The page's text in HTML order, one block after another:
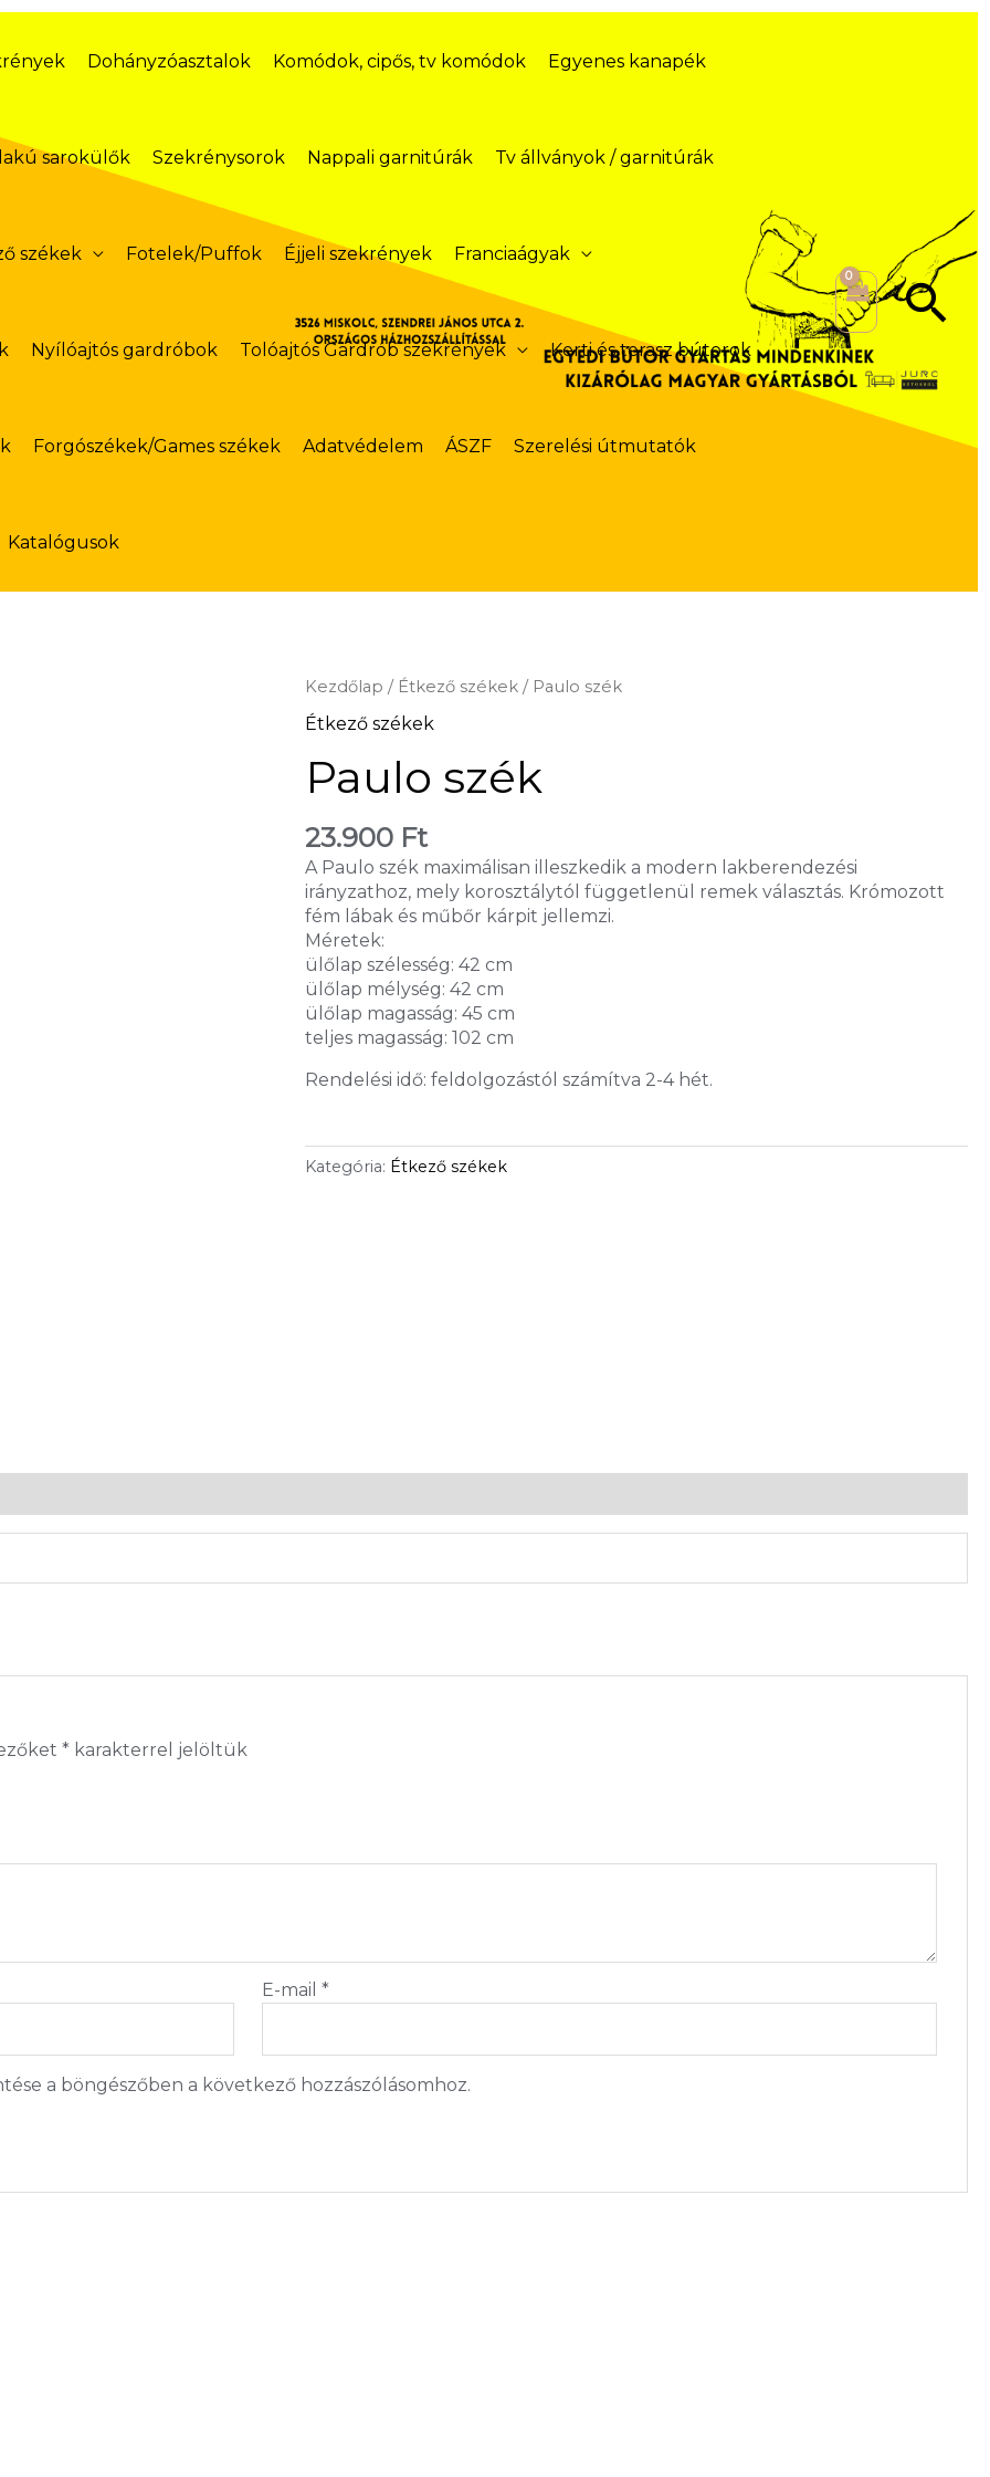
Dohányzóasztalok Komódok, cipős, tv komódok Egyenes kanapék
sarokülők Szekrénysorok Nappali garnitúrák Tv állványok / garnitúrák
székek Fotelek/Puffok Éjjeli szekrények Franciaágyak
Nyílóajtós gardróbok Tolóajtós Gardrób szekrények Kerti és terasz bútorok
Forgószékek/Games székek Adatvédelem ÁSZF Szerelési útmutatók
Katalógusok
Kezdőlap / Étkező székek / Paulo szék
Étkező székek
Paulo szék
23.900 Ft
A Paulo szék maximálisan illeszkedik a modern lakberendezési
irányzathoz, mely korosztálytól függetlenül remek választás. Krómozott
fém lábak és műbőr kárpit jellemzi.
Méretek:
ülőlap szélesség: 42 cm
ülőlap mélység: 42 cm
ülőlap magasság: 45 cm
teljes magasság: 102 cm
Rendelési idő: feldolgozástól számítva 2-4 hét.
Kategória: Étkező székek
*karakterrel jelöltük
E-mail *
a böngészőben a következő hozzászólásomhoz.